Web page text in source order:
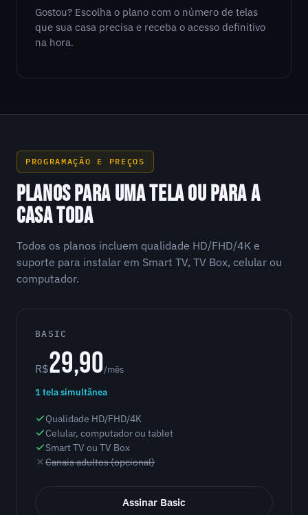
Gostou? Escolha o plano com o número de telas
que sua casa precisa e receba o acesso definitivo
na hora.
PROGRAMAÇÃO E PREÇOS
PLANOS PARA UMA TELA OU PARA A
CASA TODA
Todos os planos incluem qualidade HD/FHD/4K e
suporte para instalar em Smart TV, TV Box, celular ou
computador.
BASIC
R$29,90/mês
1 tela simultânea
Qualidade HD/FHD/4K
Celular, computador ou tablet
Smart TV ou TV Box
Canais adultos (opcional)
Assinar Basic